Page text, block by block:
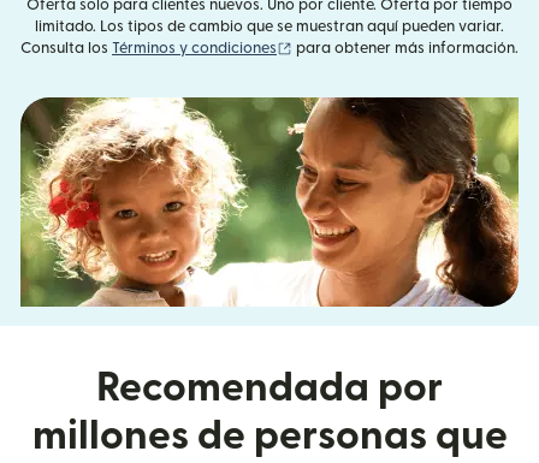
Oferta solo para clientes nuevos. Uno por cliente. Oferta por tiempo
limitado. Los tipos de cambio que se muestran aquí pueden variar.
Consulta los Términos y condiciones (se abre en una ventana nueva)
para obtener más información.
Recomendada por
millones de personas que